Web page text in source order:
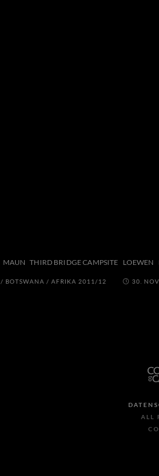
MAUN THIRD BRIDGE CAMPSITE LOEWEN
/ BOTSWANA / AFRIKA 2011/12 30.
ALL